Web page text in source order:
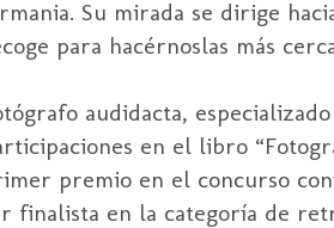
Su mirada se dirige
para hacérnoslas más
audidacta,
en el libro
premio en el concurso
finalista en la categoría de